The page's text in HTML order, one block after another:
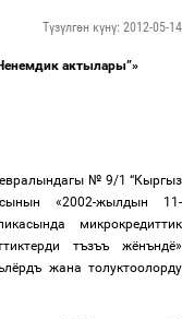
Түзүлгөн күнү: 2012-05-14
актылары”»
№ 9/1 “Кыргыз
«2002-жылдын
11-
микрокредиттик
тъзъъ жёнъндё»
жана толуктоолорду